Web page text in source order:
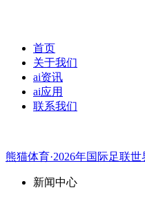
首页
关于我们
ai资讯
ai应用
联系我们
熊猫体育·2026年国际足联世
新闻中心